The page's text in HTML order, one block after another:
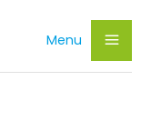
Menu